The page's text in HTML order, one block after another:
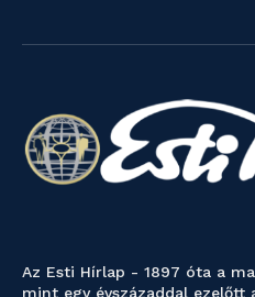
Az Esti Hírlap - 1897 óta a
mint egy évszázaddal ezelőtt